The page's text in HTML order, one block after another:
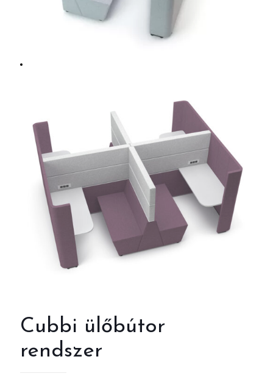
Cubbi ülőbútor
rendszer